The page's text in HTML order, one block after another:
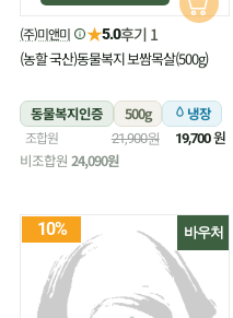
(주)미앤미 ★5.0후기 1
(농할 국산)동물복지 보쌈목살(500g)
동물복지인증 500g 냉장
조합원 21,900원 19,700원
비조합원 24,090원
바우처
10%